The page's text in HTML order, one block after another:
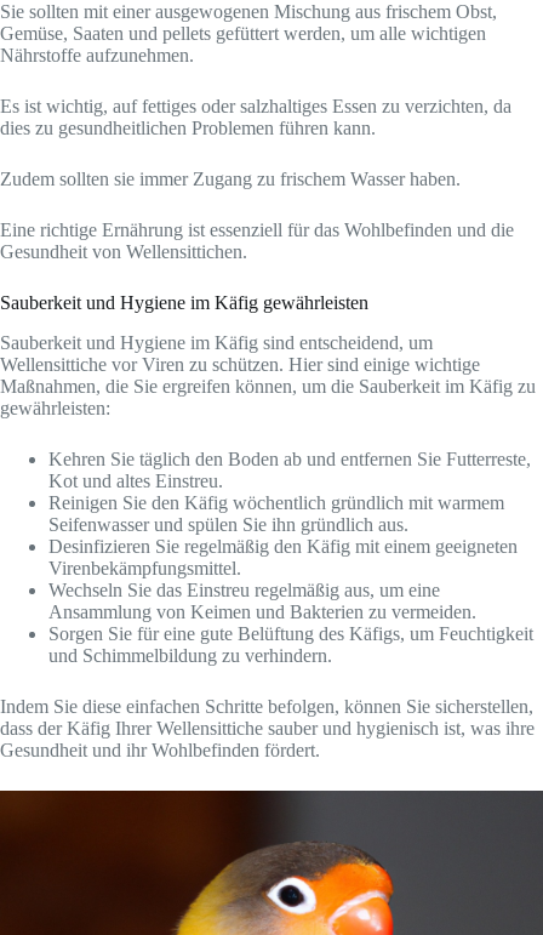
Sie sollten mit einer ausgewogenen Mischung aus frischem Obst,
Gemüse, Saaten und pellets gefüttert werden, um alle wichtigen
Nährstoffe aufzunehmen.
Es ist wichtig, auf fettiges oder salzhaltiges Essen zu verzichten, da
dies zu gesundheitlichen Problemen führen kann.
Zudem sollten sie immer Zugang zu frischem Wasser haben.
Eine richtige Ernährung ist essenziell für das Wohlbefinden und die
Gesundheit von Wellensittichen.
Sauberkeit und Hygiene im Käfig gewährleisten
Sauberkeit und Hygiene im Käfig sind entscheidend, um
Wellensittiche vor Viren zu schützen. Hier sind einige wichtige
Maßnahmen, die Sie ergreifen können, um die Sauberkeit im Käfig zu
gewährleisten:
Kehren Sie täglich den Boden ab und entfernen Sie Futterreste,
Kot und altes Einstreu.
Reinigen Sie den Käfig wöchentlich gründlich mit warmem
Seifenwasser und spülen Sie ihn gründlich aus.
Desinfizieren Sie regelmäßig den Käfig mit einem geeigneten
Virenbekämpfungsmittel.
Wechseln Sie das Einstreu regelmäßig aus, um eine
Ansammlung von Keimen und Bakterien zu vermeiden.
Sorgen Sie für eine gute Belüftung des Käfigs, um Feuchtigkeit
und Schimmelbildung zu verhindern.
Indem Sie diese einfachen Schritte befolgen, können Sie sicherstellen,
dass der Käfig Ihrer Wellensittiche sauber und hygienisch ist, was ihre
Gesundheit und ihr Wohlbefinden fördert.